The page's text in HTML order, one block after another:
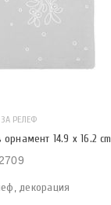
РЕЛЕФ
14.9 x 16.2 cm
декорация